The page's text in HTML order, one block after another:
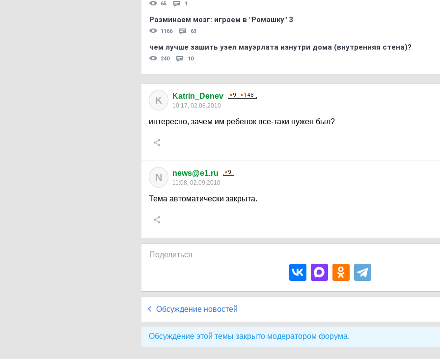
65 1
Разминаем мозг: играем в "Ромашку" 3
1166 63
чем лучше зашить узел мауэрлата изнутри дома (внутренняя стена)?
240 10
K Katrin_Denev
10:17, 02.08.2010
интересно, зачем им ребенок все-таки нужен был?
N news@e1.ru
11:08, 02.09.2010
Тема автоматически закрыта.
Поделиться
Обсуждение новостей
Обсуждение этой темы закрыто модератором форума.